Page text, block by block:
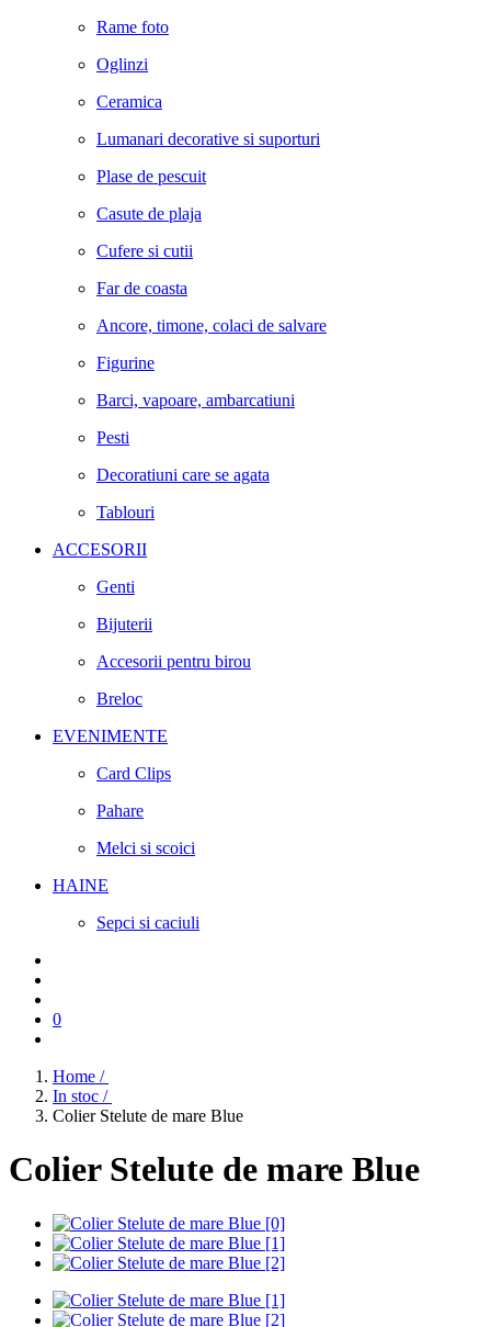
Rame foto
Oglinzi
Ceramica
Lumanari decorative si suporturi
Plase de pescuit
Casute de plaja
Cufere si cutii
Far de coasta
Ancore, timone, colaci de salvare
Figurine
Barci, vapoare, ambarcatiuni
Pesti
Decoratiuni care se agata
Tablouri
ACCESORII
Genti
Bijuterii
Accesorii pentru birou
Breloc
EVENIMENTE
Card Clips
Pahare
Melci si scoici
HAINE
Sepci si caciuli
0
Home /
In stoc /
Colier Stelute de mare Blue
Colier Stelute de mare Blue